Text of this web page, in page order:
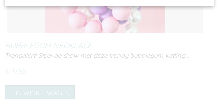
BUBBLEGUM NECKLACE
Trendalert! Steel de show met deze trendy bubblegum ketting…
€ 17,95
IN WINKELWAGEN